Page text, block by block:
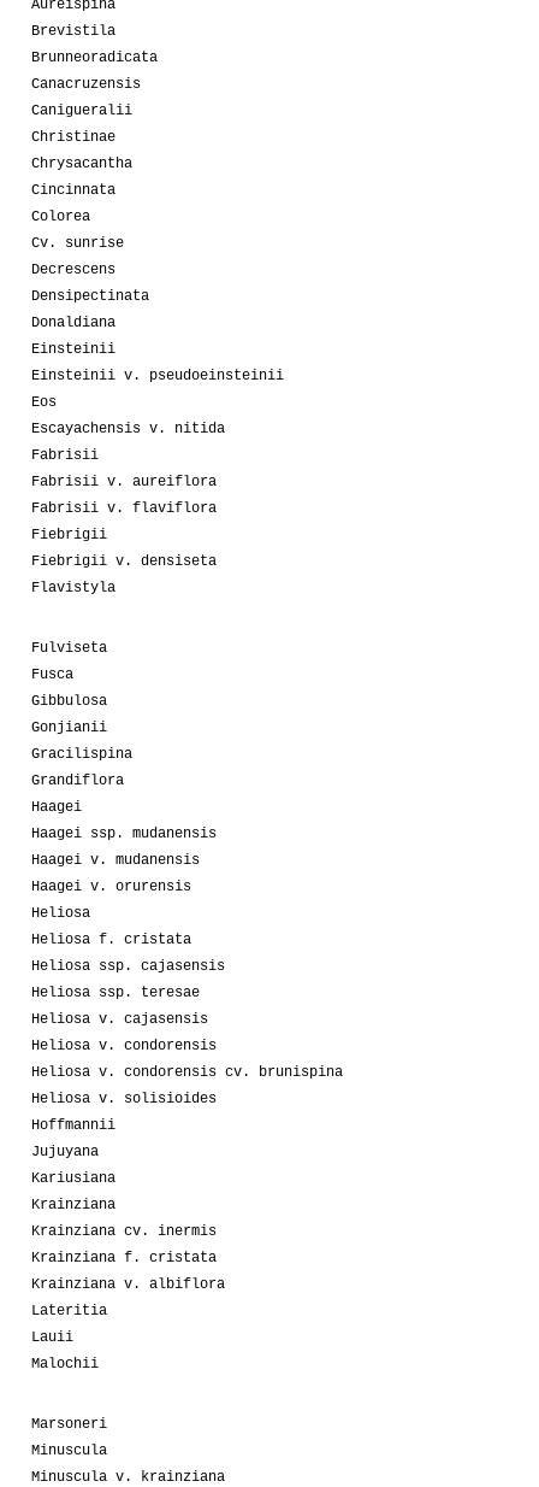
Aureispina
Brevistila
Brunneoradicata
Canacruzensis
Canigueralii
Christinae
Chrysacantha
Cincinnata
Colorea
Cv. sunrise
Decrescens
Densipectinata
Donaldiana
Einsteinii
Einsteinii v. pseudoeinsteinii
Eos
Escayachensis v. nitida
Fabrisii
Fabrisii v. aureiflora
Fabrisii v. flaviflora
Fiebrigii
Fiebrigii v. densiseta
Flavistyla
Fulviseta
Fusca
Gibbulosa
Gonjianii
Gracilispina
Grandiflora
Haagei
Haagei ssp. mudanensis
Haagei v. mudanensis
Haagei v. orurensis
Heliosa
Heliosa f. cristata
Heliosa ssp. cajasensis
Heliosa ssp. teresae
Heliosa v. cajasensis
Heliosa v. condorensis
Heliosa v. condorensis cv. brunispina
Heliosa v. solisioides
Hoffmannii
Jujuyana
Kariusiana
Krainziana
Krainziana cv. inermis
Krainziana f. cristata
Krainziana v. albiflora
Lateritia
Lauii
Malochii
Marsoneri
Minuscula
Minuscula v. krainziana